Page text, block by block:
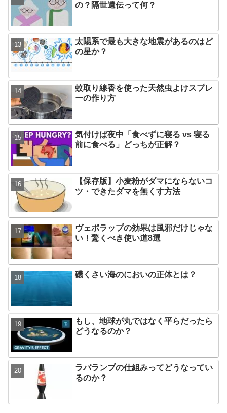
の？隔世遺伝って何？
太陽系で最も大きな地震があるのはど
の星か？
蚊取り線香を使った天然虫よけスプレ
ーの作り方
気付けば夜中「食べずに寝る vs 寝る
前に食べる」どっちが正解？
【保存版】小麦粉がダマにならないコ
ツ・できたダマを無くす方法
ヴェポラップの効果は風邪だけじゃな
い！驚くべき使い道8選
磯くさい海のにおいの正体とは？
もし、地球が丸ではなく平らだったら
どうなるのか？
ラバランプの仕組みってどうなってい
るのか？